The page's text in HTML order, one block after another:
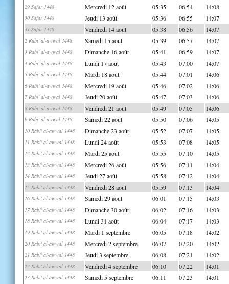
29 Safar 1448 Mercredi 12 août 05:35 06:54 14:08
30 Safar 1448 Jeudi 13 août 05:36 06:55 14:07
31 Safar 1448 Vendredi 14 août 05:38 06:56 14:07
2 Rabi' al-awwal 1448 Samedi 15 août 05:39 06:57 14:07
3 Rabi' al-awwal 1448 Dimanche 16 août 05:41 06:59 14:07
4 Rabi' al-awwal 1448 Lundi 17 août 05:43 07:00 14:07
5 Rabi' al-awwal 1448 Mardi 18 août 05:44 07:01 14:06
6 Rabi' al-awwal 1448 Mercredi 19 août 05:46 07:02 14:06
7 Rabi' al-awwal 1448 Jeudi 20 août 05:47 07:03 14:06
8 Rabi' al-awwal 1448 Vendredi 21 août 05:49 07:05 14:06
9 Rabi' al-awwal 1448 Samedi 22 août 05:50 07:06 14:05
10 Rabi' al-awwal 1448 Dimanche 23 août 05:52 07:07 14:05
11 Rabi' al-awwal 1448 Lundi 24 août 05:53 07:08 14:05
12 Rabi' al-awwal 1448 Mardi 25 août 05:55 07:10 14:05
13 Rabi' al-awwal 1448 Mercredi 26 août 05:56 07:11 14:04
14 Rabi' al-awwal 1448 Jeudi 27 août 05:58 07:12 14:04
15 Rabi' al-awwal 1448 Vendredi 28 août 05:59 07:13 14:04
16 Rabi' al-awwal 1448 Samedi 29 août 06:01 07:15 14:03
17 Rabi' al-awwal 1448 Dimanche 30 août 06:02 07:16 14:03
18 Rabi' al-awwal 1448 Lundi 31 août 06:04 07:17 14:03
19 Rabi' al-awwal 1448 Mardi 1 septembre 06:05 07:18 14:02
20 Rabi' al-awwal 1448 Mercredi 2 septembre 06:07 07:20 14:02
21 Rabi' al-awwal 1448 Jeudi 3 septembre 06:08 07:21 14:02
22 Rabi' al-awwal 1448 Vendredi 4 septembre 06:10 07:22 14:01
23 Rabi' al-awwal 1448 Samedi 5 septembre 06:11 07:23 14:01